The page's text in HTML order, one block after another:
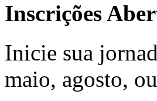
Inscrições
Inicie sua
maio, agosto,